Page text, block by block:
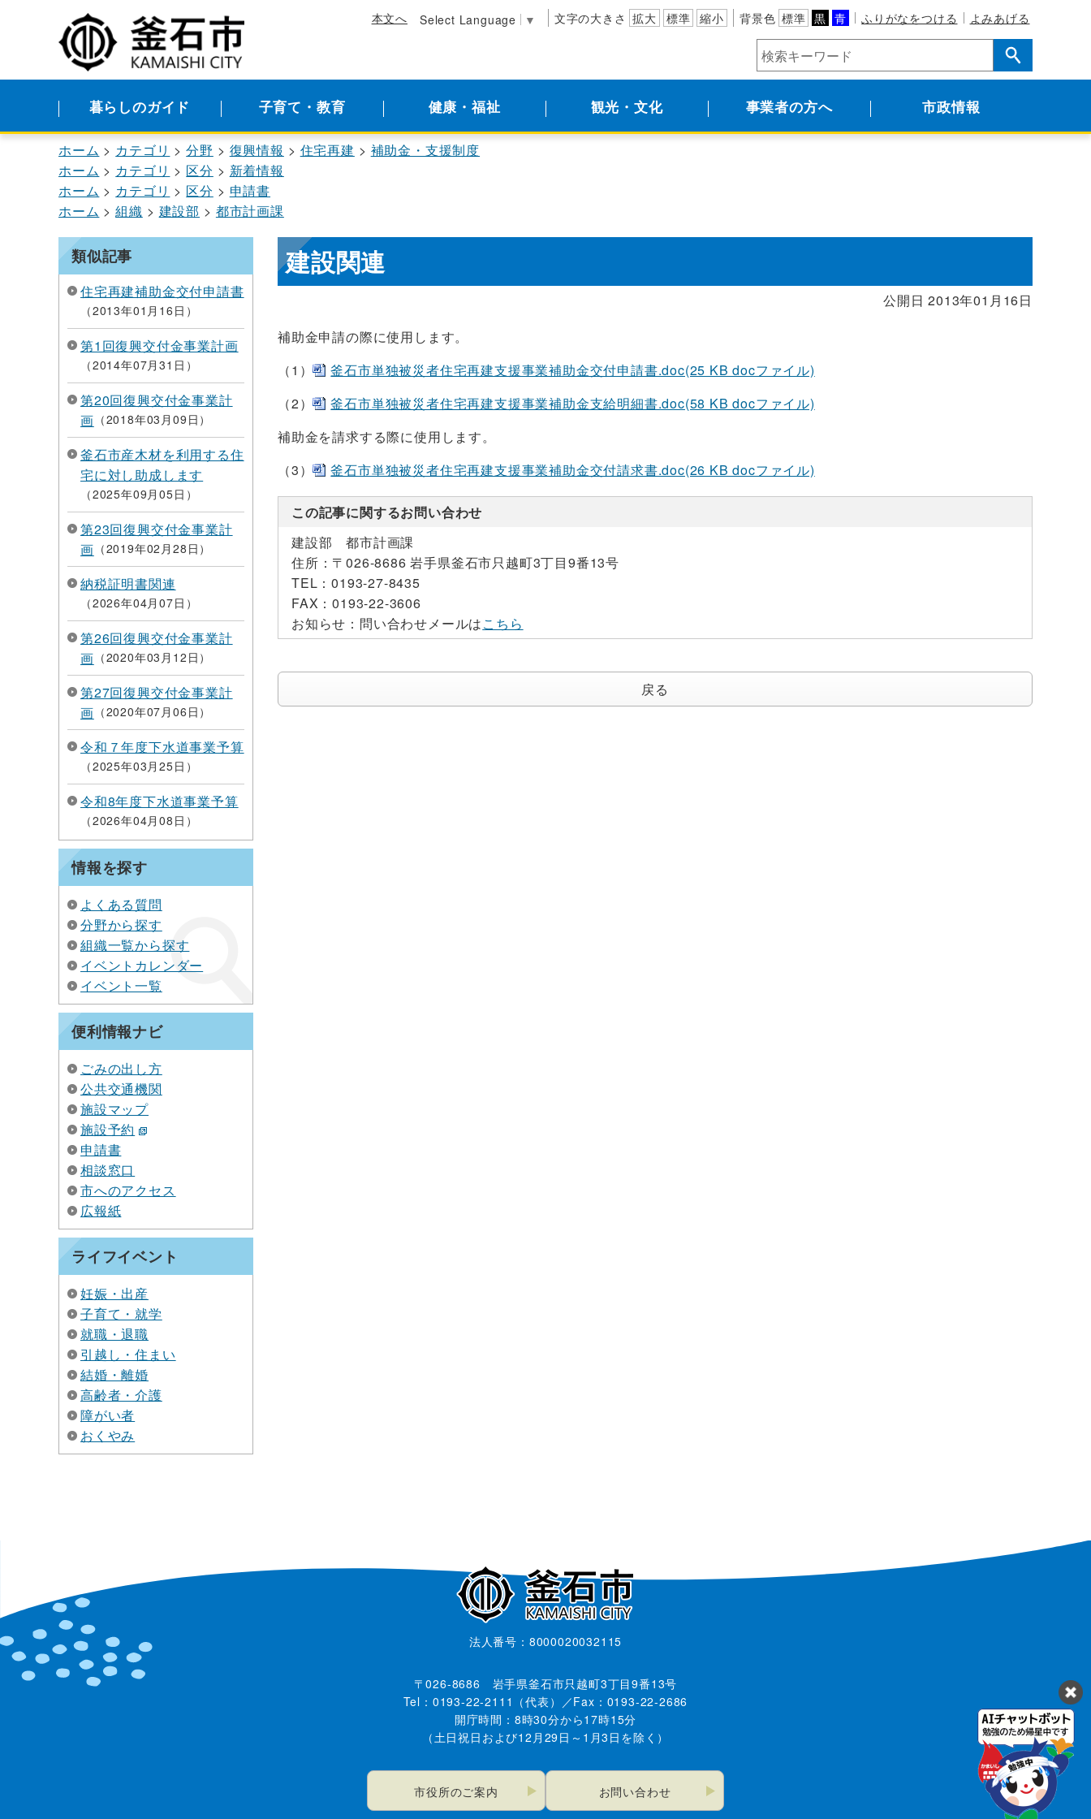
本文へ Select Language ▼ 文字の大きさ 拡大 標準 縮小 背景色 標準 黒 青 ふりがなをつける よみあげる
暮らしのガイド 子育て・教育 健康・福祉 観光・文化 事業者の方へ 市政情報
ホーム カテゴリ 分野 復興情報 住宅再建
補助金・支援制度
ホーム
カテゴリ 区分
新着情報
ホーム
カテゴリ 区分
申請書
ホーム
組織 建設部 都市計画課
類似記事
住宅再建補助金交付申請書
2013年01月16日
第1回復興交付金事業計画
2014年07月31日
第20回復興交付金事業計
画
2018年03月09日
釜石市産木材を利用する住
宅に対し助成します
2025年09月05日
第23回復興交付金事業計
画
2019年02月28日
納税証明書関連
2026年04月07日
第26回復興交付金事業計
画
2020年03月12日
第27回復興交付金事業計
画
2020年07月06日
令和７年度下水道事業予算
2025年03月25日
令和8年度下水道事業予算
2026年04月08日
情報を探す
よくある質問
分野から探す
組織一覧から探す
イベントカレンダー
イベント一覧
便利情報ナビ
ごみの出し方
公共交通機関
施設マップ
施設予約
申請書
相談窓口
市へのアクセス
広報紙
ライフイベント
妊娠・出産
子育て・就学
就職・退職
引越し・住まい
結婚・離婚
高齢者・介護
障がい者
おくやみ
建設関連
公開日 2013年01月16日
補助金申請の際に使用します。
（1）
釜石市単独被災者住宅再建支援事業補助金交付申請書.doc(25 KB docファイル)
（2）
釜石市単独被災者住宅再建支援事業補助金支給明細書.doc(58 KB docファイル)
補助金を請求する際に使用します。
（3）
釜石市単独被災者住宅再建支援事業補助金交付請求書.doc(26 KB docファイル)
この記事に関するお問い合わせ
建設部 都市計画課
住所： 〒026-8686 岩手県釜石市只越町3丁目9番13号
TEL：0193-27-8435
FAX：0193-22-3606
お知らせ： 問い合わせメールはこちら
戻る
法人番号：8000020032115
〒026-8686 岩手県釜石市只越町3丁目9番13号
Tel：0193-22-2111（代表）／Fax：0193-22-2686
開庁時間：8時30分から17時15分
（土日祝日および12月29日～1月3日を除く）
市役所のご案内 お問い合わせ